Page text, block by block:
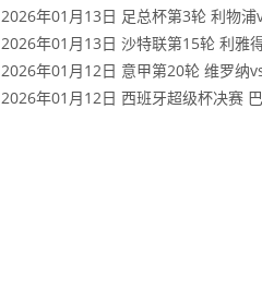
2026年01月13日 足总杯第3轮 利物浦
2026年01月13日 沙特联第15轮 利雅
2026年01月12日 意甲第20轮 维罗纳
2026年01月12日 西班牙超级杯决赛